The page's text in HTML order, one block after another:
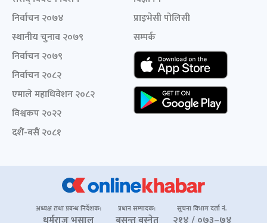
निर्वाचन २०७४
स्थानीय चुनाव २०७९
निर्वाचन २०७९
निर्वाचन २०८२
एमाले महाधिवेशन २०८२
विश्वकप २०२२
दशैं-बसैं २०८१
प्राइभेसी पोलिसी
सम्पर्क
अध्यक्ष तथा प्रबन्ध निर्देशक: प्रधान सम्पादक: सूचना विभाग दर्ता नं.